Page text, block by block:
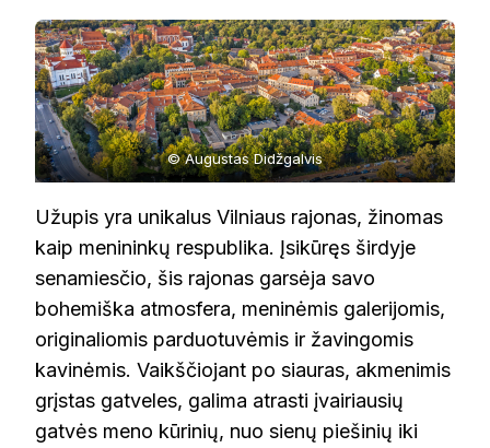
© Augustas Didžgalvis
Užupis yra unikalus Vilniaus rajonas, žinomas
kaip menininkų respublika. Įsikūręs širdyje
senamiesčio, šis rajonas garsėja savo
bohemiška atmosfera, meninėmis galerijomis,
originaliomis parduotuvėmis ir žavingomis
kavinėmis. Vaikščiojant po siauras, akmenimis
grįstas gatveles, galima atrasti įvairiausių
gatvės meno kūrinių, nuo sienų piešinių iki